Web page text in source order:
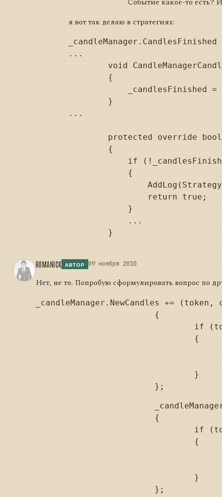
Событие какое-то есть?
я вот так делаю в стратегиях:
...
void
        {
_candlesFinished =
        }
...
protected override
        {
if
            {
                return true;
            }
            ...
        }
ROMANICK АВТОР 09 ноября 2010
Нет, не то. Попробую сформулировать вопрос по
_candleManager.NewCandles += (token,